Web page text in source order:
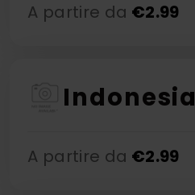
A partire da €2.99
Indonesia
A partire da €2.99